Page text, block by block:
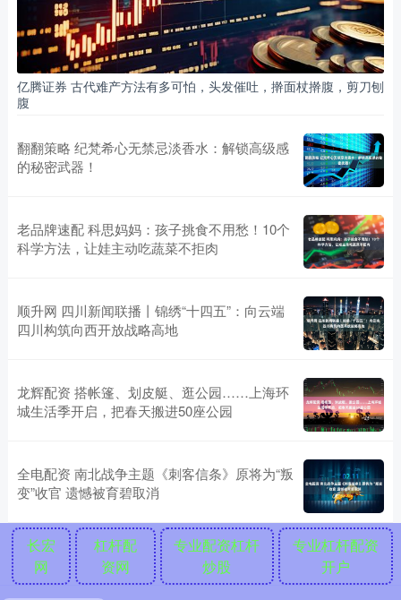
亿腾证券 古代难产方法有多可怕，头发催吐，擀面杖擀腹，剪刀刨
腹
翻翻策略 纪梵希心无禁忌淡香水：解锁高级感
的秘密武器！
老品牌速配 科思妈妈：孩子挑食不用愁！10个
科学方法，让娃主动吃蔬菜不拒肉
顺升网 四川新闻联播丨锦绣“十四五”：向云端
四川构筑向西开放战略高地
龙辉配资 搭帐篷、划皮艇、逛公园……上海环
城生活季开启，把春天搬进50座公园
全电配资 南北战争主题《刺客信条》原将为“叛
变”收官 遗憾被育碧取消
长宏
网
杠杆配
资网
专业配资杠杆
炒股
专业杠杆配资
开户